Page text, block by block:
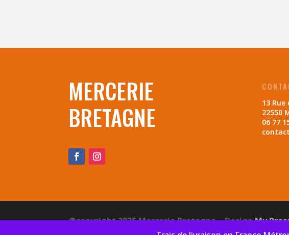
MERCERIE
BRETAGNE
13 Rue
22550
06 77
@copyright 2025 Mercerie Bretagne – DesignMy